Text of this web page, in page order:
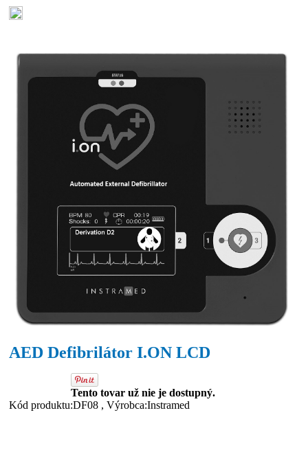
AED Defibrilátor I.ON LCD
Tento tovar už nie je dostupný.
Kód produktu:DF08 , Výrobca:Instramed